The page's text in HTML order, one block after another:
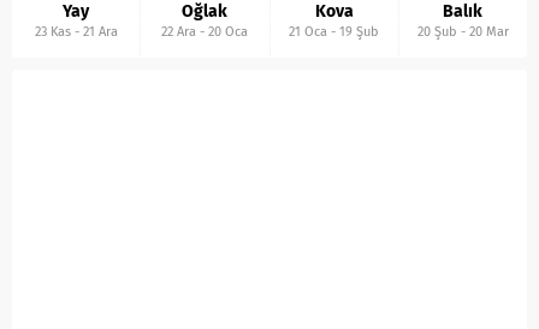
Yay
23 Kas- 21 Ara
Oğlak
22 Ara -20 Oca
Kova
21 Oca -19 Şub
Balık
20 Şub - 20 Mar